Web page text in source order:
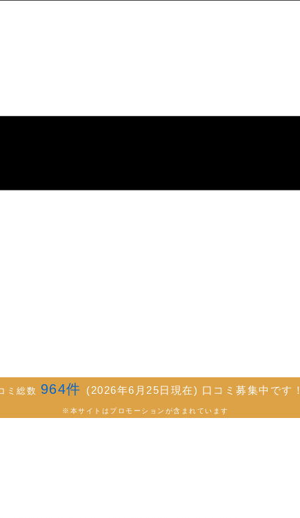
ミ総数 964件 (2026年6月25日現在) 口コミ募集中です
※本サイトはプロモーションが含まれています